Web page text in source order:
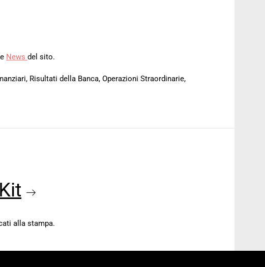
News del sito.
Risultati della Banca, Operazioni Straordinarie,
alla stampa.